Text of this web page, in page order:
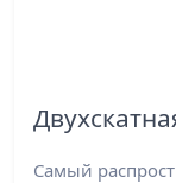
Самый